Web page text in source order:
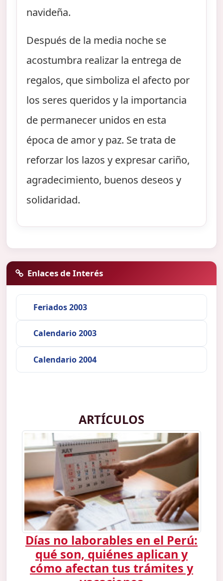
navideña.
Después de la media noche se
acostumbra realizar la entrega de
regalos, que simboliza el afecto por
los seres queridos y la importancia
de permanecer unidos en esta
época de amor y paz. Se trata de
reforzar los lazos y expresar cariño,
agradecimiento, buenos deseos y
solidaridad.
Enlaces de Interés
Feriados 2003
Calendario 2003
Calendario 2004
ARTÍCULOS
Días no laborables en el Perú:
qué son, quiénes aplican y
cómo afectan tus trámites y